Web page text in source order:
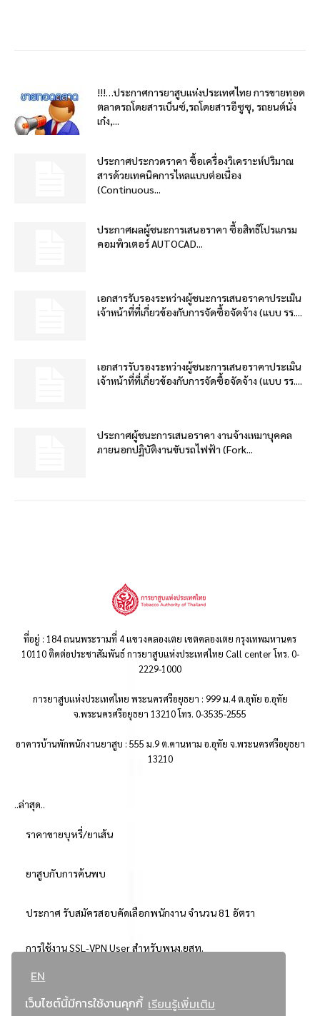
EN
เว็บไซต์นี้มีการใช้งานคุกกี้ เรียนรู้เพิ่มเติม
!!!…ประกาศการยาสูบแห่งประเทศไทย การขายทอด
ตลาดรถโดยสารเบ็นซ์,รถโดยสารอีซูซุ, รถยนต์นั่ง
เก๋ง,...
ประกาศประกวดราคา ซื้อเครื่องวิเคราะห์ปริมาณ
สารด้วยเทคนิคการไหลแบบต่อเนื่อง
(Continuous...
ประกาศผลผู้ชนะการเสนอราคา ซื้อสิทธิโปรแกรม
คอมพิวเตอร์ AUTOCAD...
เอกสารรับรองระหว่างผู้ชนะการเสนอราคาประเมิน
เจ้าหน้าที่ที่เกี่ยวข้องกับการจัดซื้อจัดจ้าง (แบบ รร....
เอกสารรับรองระหว่างผู้ชนะการเสนอราคาประเมิน
เจ้าหน้าที่ที่เกี่ยวข้องกับการจัดซื้อจัดจ้าง (แบบ รร....
ประกาศผู้ชนะการเสนอราคา งานจ้างเหมาบุคคล
ภายนอกปฏิบัติงานขับรถไฟฟ้า (Fork...
ที่อยู่ : 184 ถนนพระรามที่ 4 แขวงคลองเตย เขตคลองเตย กรุงเทพมหานคร
10110 ติดต่อประชาสัมพันธ์ การยาสูบแห่งประเทศไทย Call center โทร. 0-
2229-1000
การยาสูบแห่งประเทศไทย พระนครศรีอยุธยา : 999 ม.4 ต.อุทัย อ.อุทัย
จ.พระนครศรีอยุธยา 13210 โทร. 0-3535-2555
อาคารบ้านพักพนักงานยาสูบ : 555 ม.9 ต.คานหาม อ.อุทัย จ.พระนครศรีอยุธยา
13210
..ล่าสุด..
ราคาขายบุหรี่/ยาเส้น
ยาสูบกับการค้นพบ
ประกาศ รับสมัครสอบคัดเลือกพนักงาน จำนวน 81 อัตรา
การใช้งาน SSL-VPN User สำหรับพนง.ยสท.
..ยอดนิยม..